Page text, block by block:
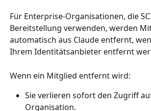
Für Enterprise-Organisationen, die
Bereitstellung verwenden, werden
automatisch aus Claude entfernt,
Ihrem Identitätsanbieter entfernt
Wenn ein Mitglied entfernt wird:
Sie verlieren sofort den Zugriff
Organisation.